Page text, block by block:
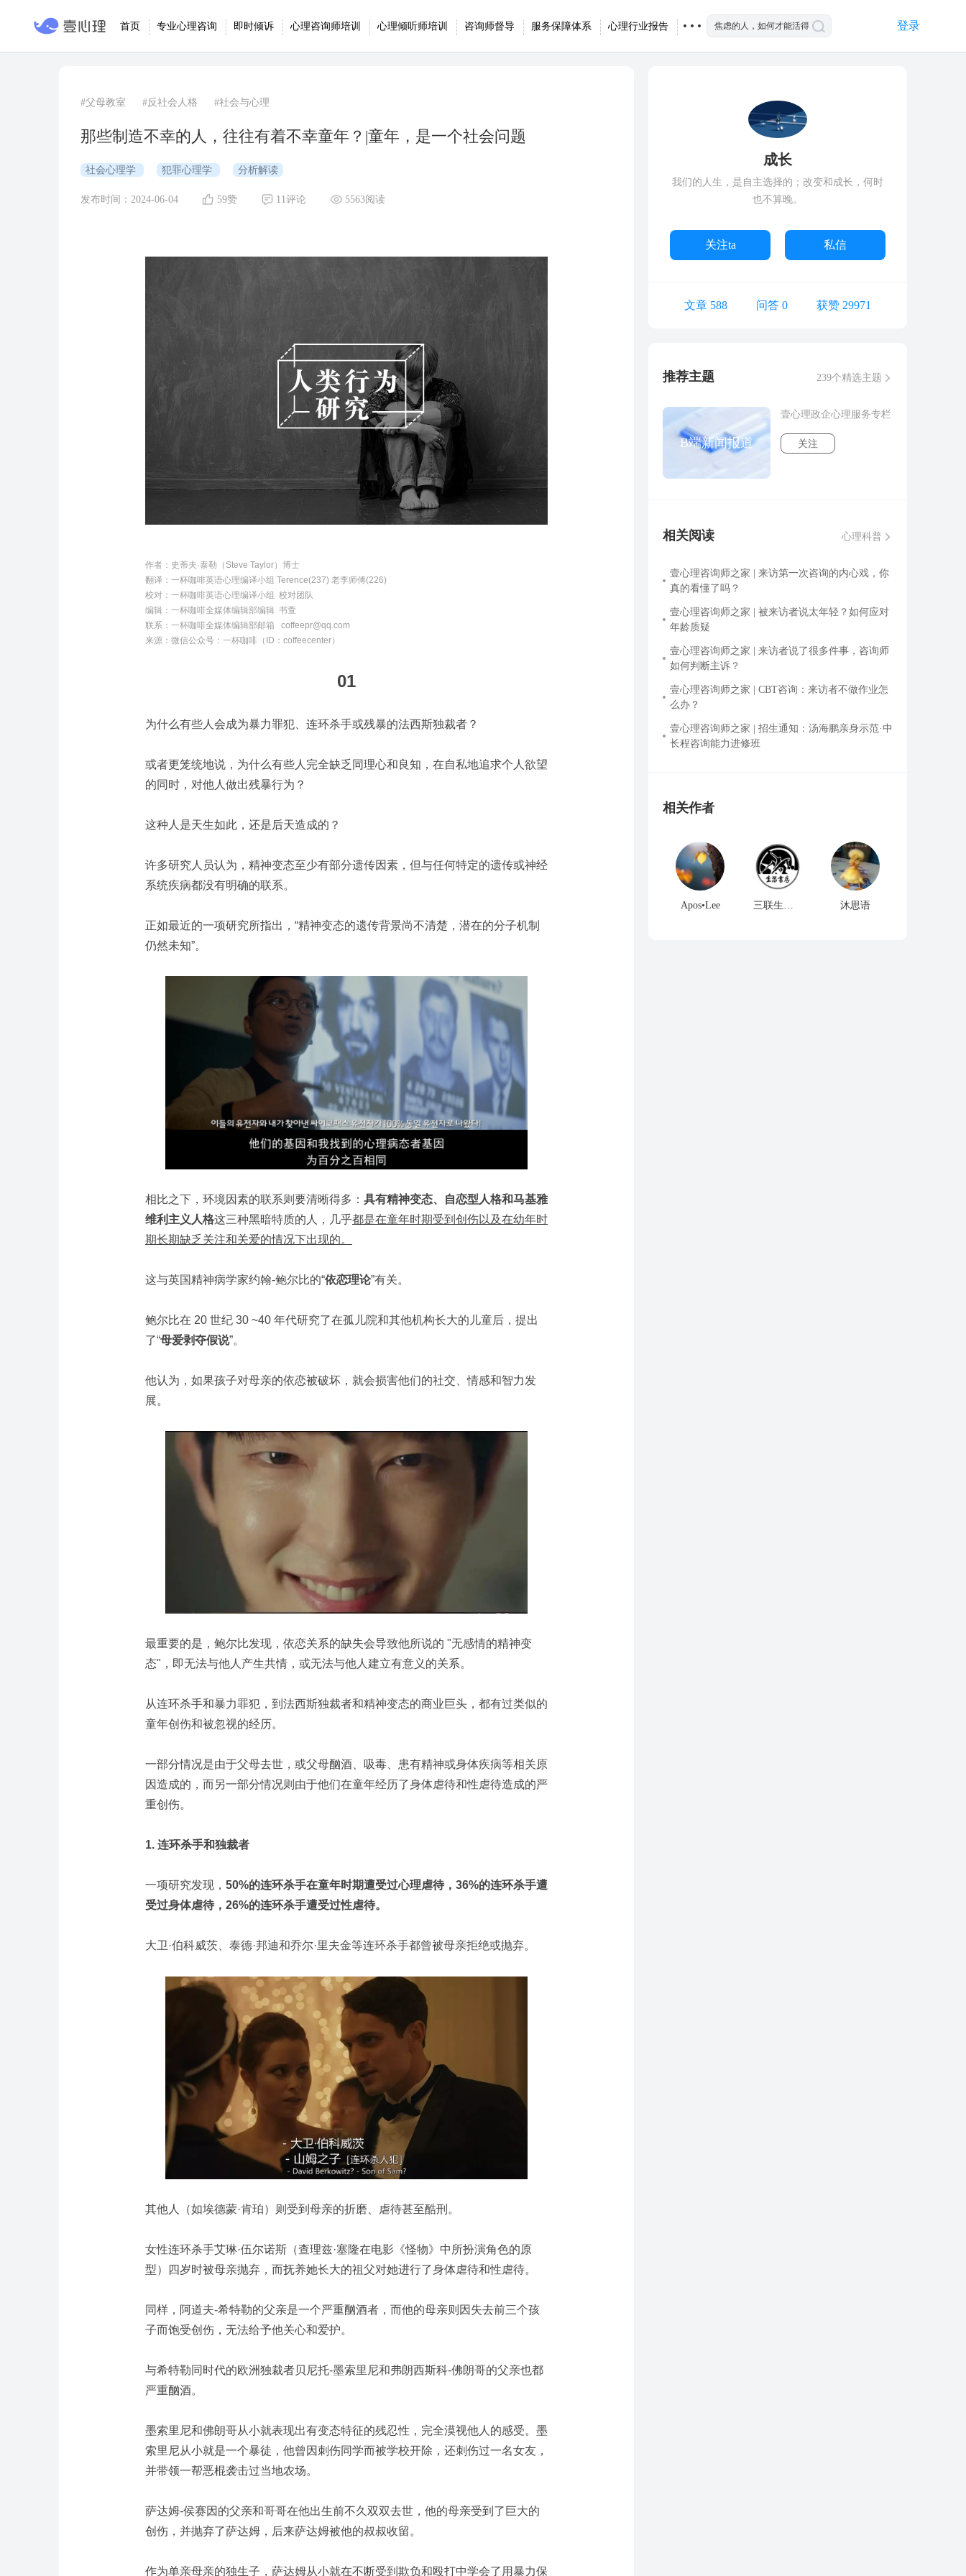
首页 专业心理咨询 即时倾诉 心理咨询师培训 心理倾听师培训 咨询师督导 服务保障体系 心理行业报告 登录
#父母教室 #反社会人格 #社会与心理
那些制造不幸的人，往往有着不幸童年？|童年，是一个社会问题
社会心理学 犯罪心理学 分析解读
发布时间：2024-06-04 59赞 11评论 5563阅读
作者： 史蒂夫·泰勒（Steve Taylor）博士
翻译： 一杯咖啡英语心理编译小组 Terence(237) 老李师傅(226)
校对：一杯咖啡英语心理编译小组 校对团队
编辑： 一杯咖啡全媒体编辑部编辑 书萱
联系：一杯咖啡全媒体编辑部邮箱 coffeepr@qq.com
来源：微信公众号：一杯咖啡（ID：coffeecenter）
01
为什么有些人会成为暴力罪犯、连环杀手或残暴的法西斯独裁者？
或者更笼统地说，为什么有些人完全缺乏同理心和良知，在自私地追求个人欲望
的同时，对他人做出残暴行为？
这种人是天生如此，还是后天造成的？
许多研究人员认为，精神变态至少有部分遗传因素，但与任何特定的遗传或神经
系统疾病都没有明确的联系。
正如最近的一项研究所指出，“精神变态的遗传背景尚不清楚，潜在的分子机制
仍然未知”。
相比之下，环境因素的联系则要清晰得多： 具有精神变态、自恋型人格和马基雅
维利主义人格这三种黑暗特质的人，几乎都是在童年时期受到创伤以及在幼年时
期长期缺乏关注和关爱的情况下出现的。
这与英国精神病学家约翰-鲍尔比的“依恋理论”有关。
鲍尔比在 20 世纪 30 ~40 年代研究了在孤儿院和其他机构长大的儿童后，提出
了“母爱剥夺假说”。
他认为，如果孩子对母亲的依恋被破坏，就会损害他们的社交、情感和智力发
展。
最重要的是，鲍尔比发现，依恋关系的缺失会导致他所说的 "无感情的精神变
态"，即无法与他人产生共情，或无法与他人建立有意义的关系。
从连环杀手和暴力罪犯，到法西斯独裁者和精神变态的商业巨头，都有过类似的
童年创伤和被忽视的经历。
一部分情况是由于父母去世，或父母酗酒、吸毒、患有精神或身体疾病等相关原
因造成的，而另一部分情况则由于他们在童年经历了身体虐待和性虐待造成的严
重创伤。
1. 连环杀手和独裁者
一项研究发现， 50%的连环杀手在童年时期遭受过心理虐待，36%的连环杀手遭
受过身体虐待，26%的连环杀手遭受过性虐待。
大卫·伯科威茨、泰德·邦迪和乔尔·里夫金等连环杀手都曾被母亲拒绝或抛弃。
其他人（如埃德蒙·肯珀）则受到母亲的折磨、虐待甚至酷刑。
女性连环杀手艾琳·伍尔诺斯（查理兹·塞隆在电影《怪物》中所扮演角色的原
型）四岁时被母亲抛弃，而抚养她长大的祖父对她进行了身体虐待和性虐待。
同样，阿道夫-希特勒的父亲是一个严重酗酒者，而他的母亲则因失去前三个孩
子而饱受创伤，无法给予他关心和爱护。
与希特勒同时代的欧洲独裁者贝尼托-墨索里尼和弗朗西斯科-佛朗哥的父亲也都
严重酗酒。
墨索里尼和佛朗哥从小就表现出有变态特征的残忍性，完全漠视他人的感受。墨
索里尼从小就是一个暴徒，他曾因刺伤同学而被学校开除，还刺伤过一名女友，
并带领一帮恶棍袭击过当地农场。
萨达姆-侯赛因的父亲和哥哥在他出生前不久双双去世，他的母亲受到了巨大的
创伤，并抛弃了萨达姆，后来萨达姆被他的叔叔收留。
作为单亲母亲的独生子，萨达姆从小就在不断受到欺负和殴打中学会了用暴力保
成长
我们的人生，是自主选择的；改变和成长，何时
也不算晚。
关注ta 私信
文章 588 问答 0 获赞 29971
推荐主题 239个精选主题
B端新闻报道
壹心理政企心理服务专栏
关注
相关阅读 心理科普
壹心理咨询师之家 | 来访第一次咨询的内心戏，你
真的看懂了吗？
壹心理咨询师之家 | 被来访者说太年轻？如何应对
年龄质疑
壹心理咨询师之家 | 来访者说了很多件事，咨询师
如何判断主诉？
壹心理咨询师之家 | CBT咨询：来访者不做作业怎
么办？
壹心理咨询师之家 | 招生通知：汤海鹏亲身示范·中
长程咨询能力进修班
相关作者
Apos•Lee 三联生活书店 沐思语